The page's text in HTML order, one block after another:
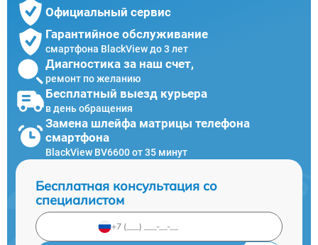
Официальный сервис
Гарантийное обслуживание
смартфона BlackView до 3 лет
Диагностика за наш счет,
ремонт по желанию
Бесплатный выезд курьера
в день обращения
Замена шлейфа матрицы телефона
смартфона
BlackView BV6600 от 35 минут
Бесплатная консультация со
специалистом